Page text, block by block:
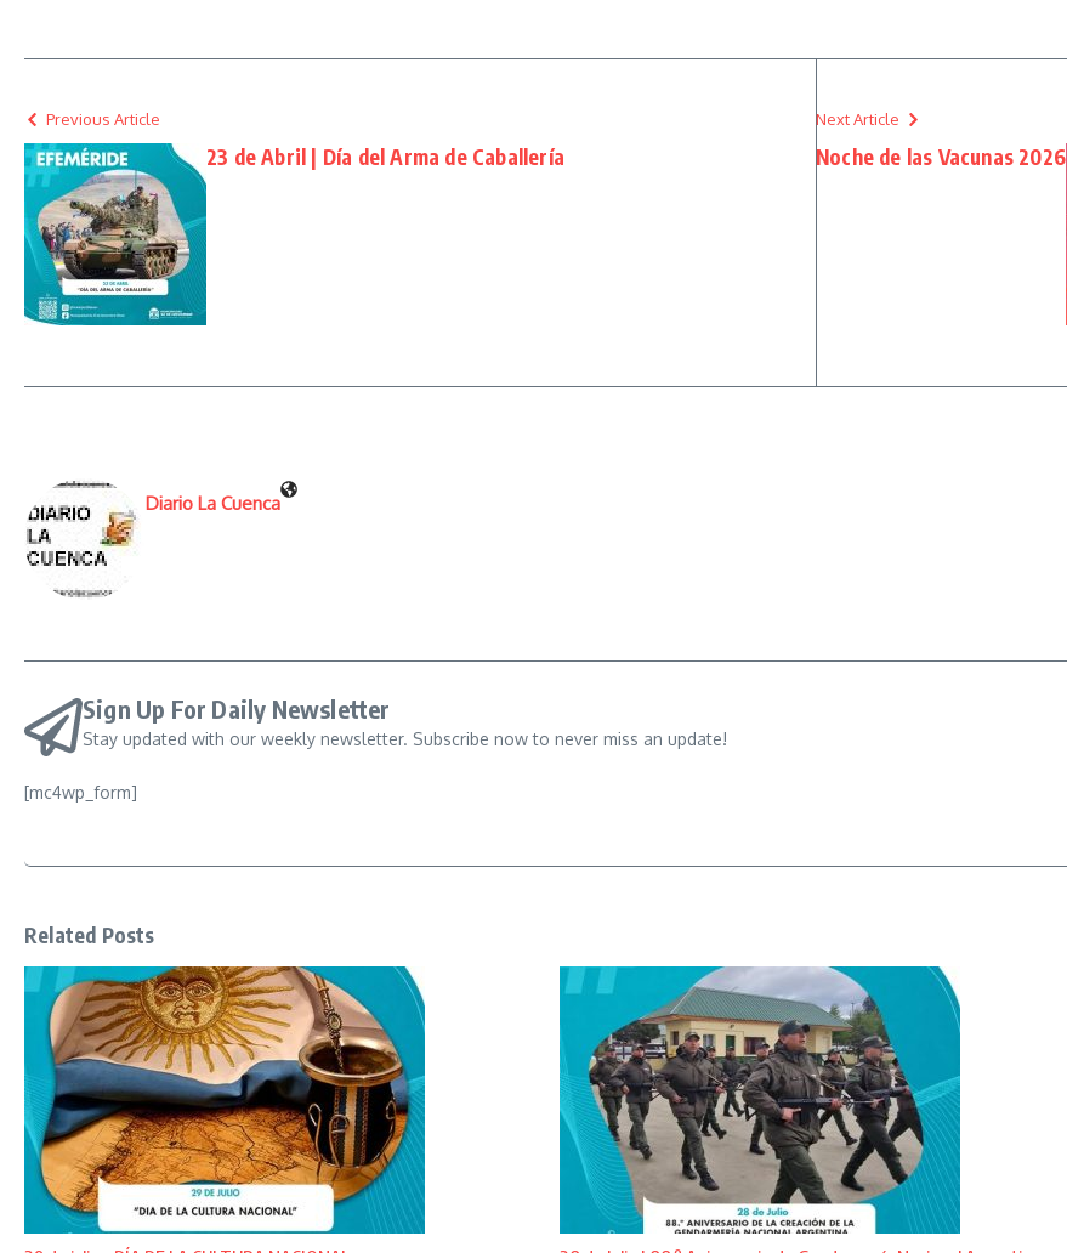
Previous Article
23 de Abril | Día del Arma de Caballería
Next Article
Noche de las Vacunas 2026
Diario La Cuenca
Sign Up For Daily Newsletter
Stay updated with our weekly newsletter. Subscribe now to never miss an update!
[mc4wp_form]
Related Posts